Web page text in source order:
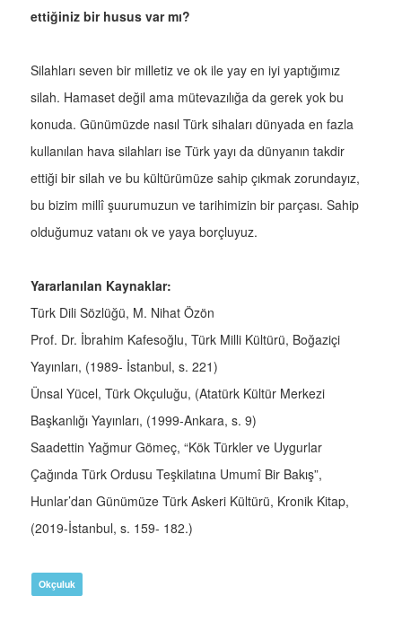
ettiğiniz bir husus var mı?
Silahları seven bir milletiz ve ok ile yay en iyi yaptığımız
silah. Hamaset değil ama mütevazılığa da gerek yok bu
konuda. Günümüzde nasıl Türk sihaları dünyada en fazla
kullanılan hava silahları ise Türk yayı da dünyanın takdir
ettiği bir silah ve bu kültürümüze sahip çıkmak zorundayız,
bu bizim millî şuurumuzun ve tarihimizin bir parçası. Sahip
olduğumuz vatanı ok ve yaya borçluyuz.
Yararlanılan Kaynaklar:
Türk Dili Sözlüğü, M. Nihat Özön
Prof. Dr. İbrahim Kafesoğlu, Türk Milli Kültürü, Boğaziçi
Yayınları, (1989- İstanbul, s. 221)
Ünsal Yücel, Türk Okçuluğu, (Atatürk Kültür Merkezi
Başkanlığı Yayınları, (1999-Ankara, s. 9)
Saadettin Yağmur Gömeç, “Kök Türkler ve Uygurlar
Çağında Türk Ordusu Teşkilatına Umumî Bir Bakış”,
Hunlar’dan Günümüze Türk Askeri Kültürü, Kronik Kitap,
(2019-İstanbul, s. 159- 182.)
Okçuluk